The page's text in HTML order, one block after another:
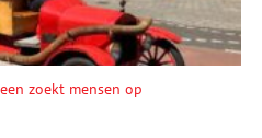
zoekt mensen op